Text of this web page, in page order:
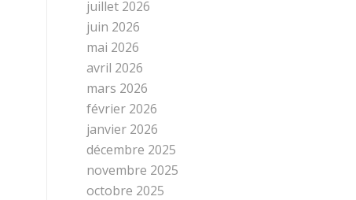
juillet 2026
juin 2026
mai 2026
avril 2026
mars 2026
février 2026
janvier 2026
décembre 2025
novembre 2025
octobre 2025